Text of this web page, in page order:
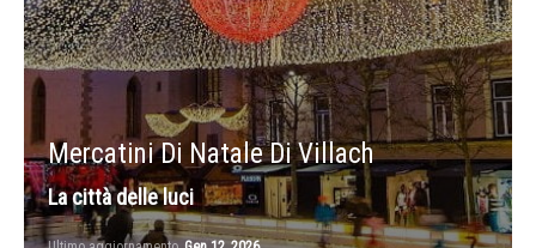
Mercatini Di Natale Di Villach
La città delle luci